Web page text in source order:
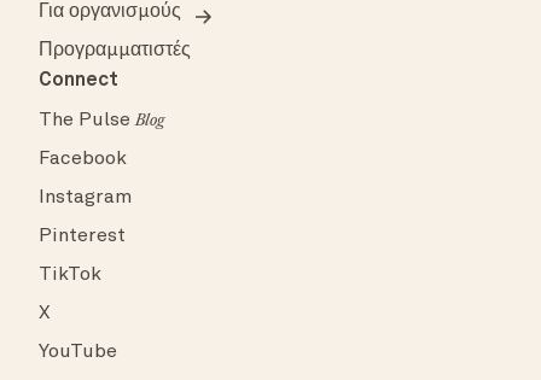
Για οργανισμούς
Προγραμματιστές
Connect
The PulseBlog
Facebook
Instagram
Pinterest
TikTok
X
YouTube